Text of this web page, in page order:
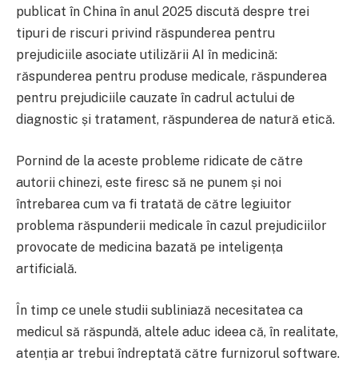
publicat în China în anul 2025 discută despre trei
tipuri de riscuri privind răspunderea pentru
prejudiciile asociate utilizării AI în medicină:
răspunderea pentru produse medicale, răspunderea
pentru prejudiciile cauzate în cadrul actului de
diagnostic și tratament, răspunderea de natură etică.
Pornind de la aceste probleme ridicate de către
autorii chinezi, este firesc să ne punem și noi
întrebarea cum va fi tratată de către legiuitor
problema răspunderii medicale în cazul prejudiciilor
provocate de medicina bazată pe inteligența
artificială.
În timp ce unele studii subliniază necesitatea ca
medicul să răspundă, altele aduc ideea că, în realitate,
atenția ar trebui îndreptată către furnizorul software.